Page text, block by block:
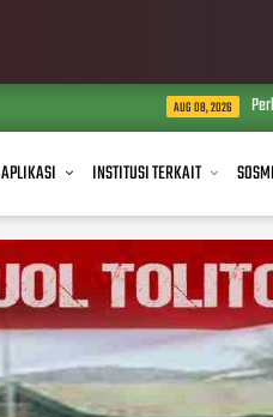
Perkuat Ketahanan Pangan,
APLIKASI INSTITUSI TERKAIT